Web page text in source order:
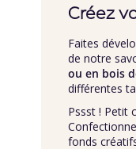
Créez
Faites
de notre
ou en bois
différentes
Pssst ! Petit
fonds